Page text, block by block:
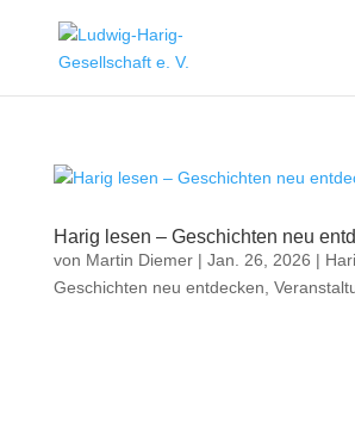
Harig lesen – Geschichten neu
von Martin Diemer| Jan. 26, 2026 |
Geschichten neu entdecken